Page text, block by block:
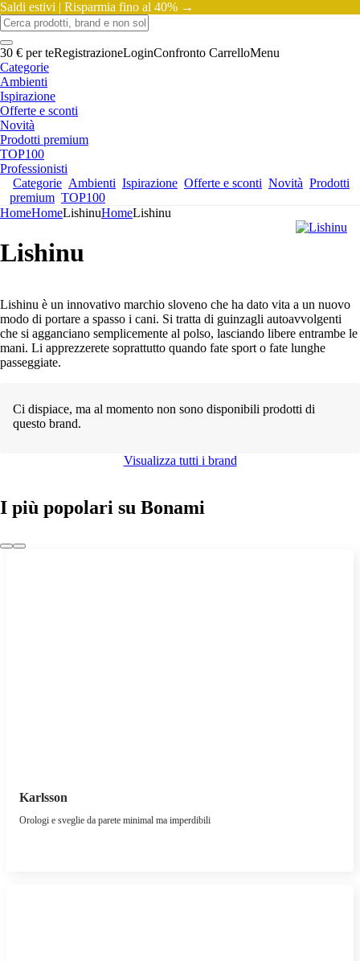
Saldi estivi | Risparmia fino al 40% →
30 € per teRegistrazioneLoginConfronto CarrelloMenu
Categorie
Ambienti
Ispirazione
Offerte e sconti
Novità
Prodotti premium
TOP100
Professionisti
Categorie Ambienti Ispirazione Offerte e sconti Novità Prodotti
premium TOP100
HomeHomeLishinuHomeLishinu
Lishinu
Lishinu è un innovativo marchio sloveno che ha dato vita a un nuovo
modo di portare a spasso i cani. Si tratta di guinzagli autoavvolgenti
che si agganciano semplicemente al polso, lasciando libere entrambe le
mani. Li apprezzerete soprattutto quando fate sport o fate lunghe
passeggiate.
Ci dispiace, ma al momento non sono disponibili prodotti di
questo brand.
Visualizza tutti i brand
I più popolari su Bonami
Karlsson
Orologi e sveglie da parete minimal ma imperdibili